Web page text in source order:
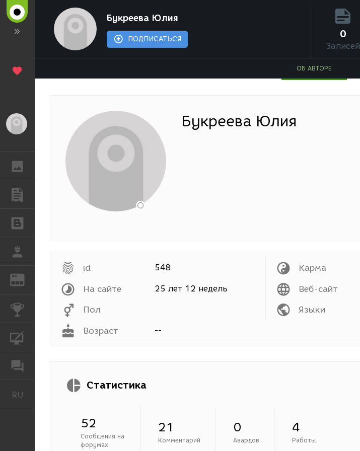
ГАЛЕРЕЯ
ПУБЛИКАЦИИ
REN
КОНКУРСЫ
RU
Букреева Юлия
ПОДПИСАТЬСЯ 0
Записей
ОБ АВТОРЕ
Букреева Юлия
id 548
На сайте 25 лет 12 недель
Пол
Возраст --
Карма
Веб-сайт
Языки
Статистика
52
Сообщения на
форумах
21
Комментарий
0
Авардов
4
Работы